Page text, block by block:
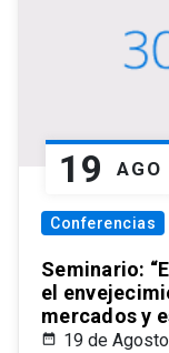
19 AGO
Conferencias
Seminario:
el
mercados y
19 de